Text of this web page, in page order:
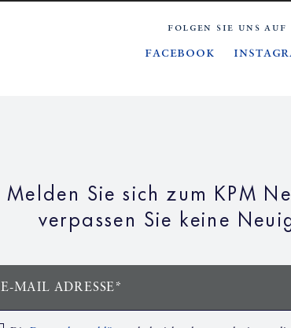
FOLGEN SIE UNS AUF
Facebook
Melden Sie sich zum KPM
verpassen Sie keine
E-MAIL ADRESSE*